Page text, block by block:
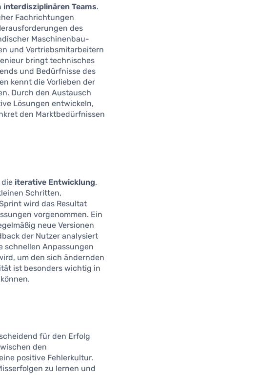
interdisziplinären Teams.
Fachrichtungen
des
Maschinenbau-
und Vertriebsmitarbeitern
bringt technisches
und Bedürfnisse des
kennt die Vorlieben der
Durch den Austausch
Lösungen entwickeln,
den Marktbedürfnissen
die iterative Entwicklung.
Schritten,
wird das Resultat
vorgenommen. Ein
neue Versionen
der Nutzer analysiert
schnellen Anpassungen
um den sich ändernden
ist besonders wichtig in
für den Erfolg
den
positive Fehlerkultur.
zu lernen und